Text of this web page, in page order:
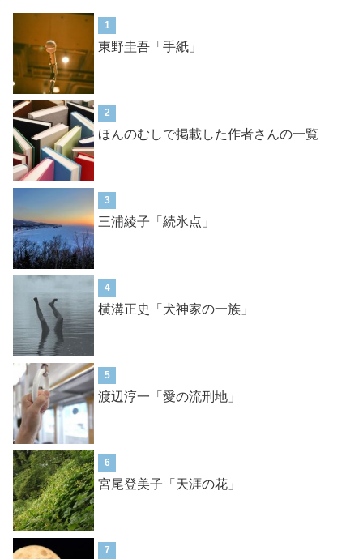
1
東野圭吾「手紙」
2
ほんのむしで掲載した作者さんの一覧
3
三浦綾子「続氷点」
4
横溝正史「犬神家の一族」
5
渡辺淳一「愛の流刑地」
6
宮尾登美子「天涯の花」
7